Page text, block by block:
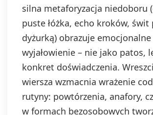
silna metaforyzacja niedoboru
puste łóżka, echo kroków, świt
dyżurką) obrazuje emocjonalne
wyjałowienie – nie jako patos,
konkret doświadczenia.
wiersza wzmacnia wrażenie
rutyny: powtórzenia, anafory,
w formach bezosobowych